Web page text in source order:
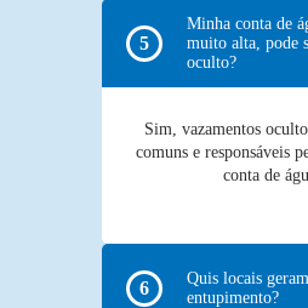
Minha conta de
muito alta, pode
oculto?
Sim, vazamentos
comuns e responsáveis
conta de
Quis locais
entupimento?